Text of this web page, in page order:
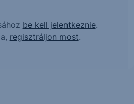
be kell jelentkeznie.
regisztráljon most.